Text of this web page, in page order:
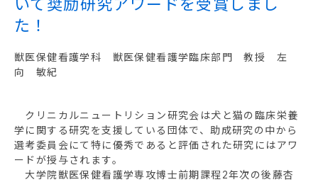
た！
獣医保健看護学科 獣医保健看護学臨床部門 教授 左
向 敏紀
クリニカルニュートリション研究会は犬と猫の臨床栄養
学に関する研究を支援している団体で、助成研究の中から
選考委員会にて特に優秀であると評価された研究にはアワ
ードが授与されます。
大学院獣医保健看護学専攻博士前期課程2年次の後藤杏